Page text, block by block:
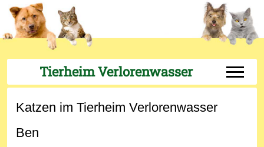
Tierheim Verlorenwasser Off-
Katzen im Tierheim Verlorenwasser
Ben